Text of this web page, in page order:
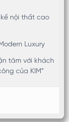
nội thất cao
Luxury
tâm với khách
của KIM”